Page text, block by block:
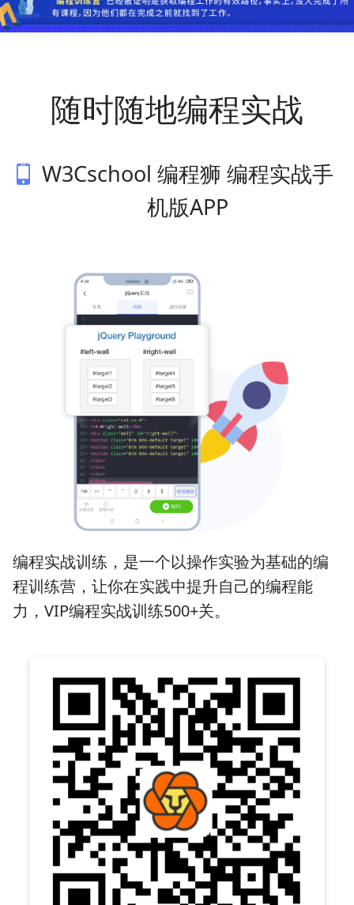
随时随地编程实战
W3Cschool 编程狮 编程实战手
机版APP
编程实战训练，是一个以操作实验为基础的编
程训练营，让你在实践中提升自己的编程能
力，VIP编程实战训练500+关。